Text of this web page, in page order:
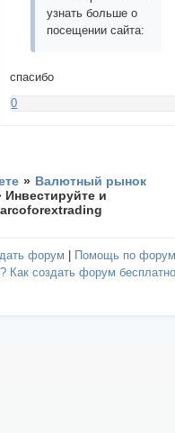
узнать больше о
посещении сайта:
спасибо
0
» Валютный рынок
Инвестируйте и
форум Помощь по